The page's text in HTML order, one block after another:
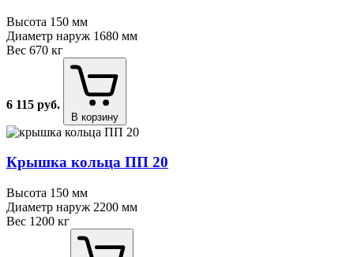
Высота 150 мм
Диаметр наруж 1680 мм
Вес 670 кг
6 115 руб.
В корзину
Крышка кольца ПП 20
Высота 150 мм
Диаметр наруж 2200 мм
Вес 1200 кг